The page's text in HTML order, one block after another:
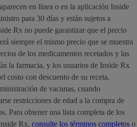
en línea o en la aplicación Inside
para 30 días y están sujetos a
Rx no puede garantizar que el precio
siempre el mismo precio que se muestra
de los medicamentos recetados y las
la farmacia, y los usuarios de Inside Rx
costo con descuento de su receta,
de vacunas, cuando
restricciones de edad a la compra de
Para obtener una lista completa de los
Rx, consulte los términos completos o